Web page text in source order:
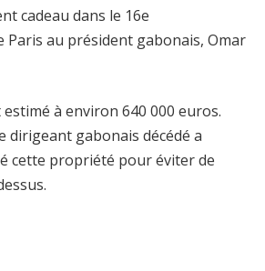
cadeau dans le 16e
Paris au président gabonais, Omar
à environ 640 000 euros.
dirigeant gabonais décédé a
cette propriété pour éviter de